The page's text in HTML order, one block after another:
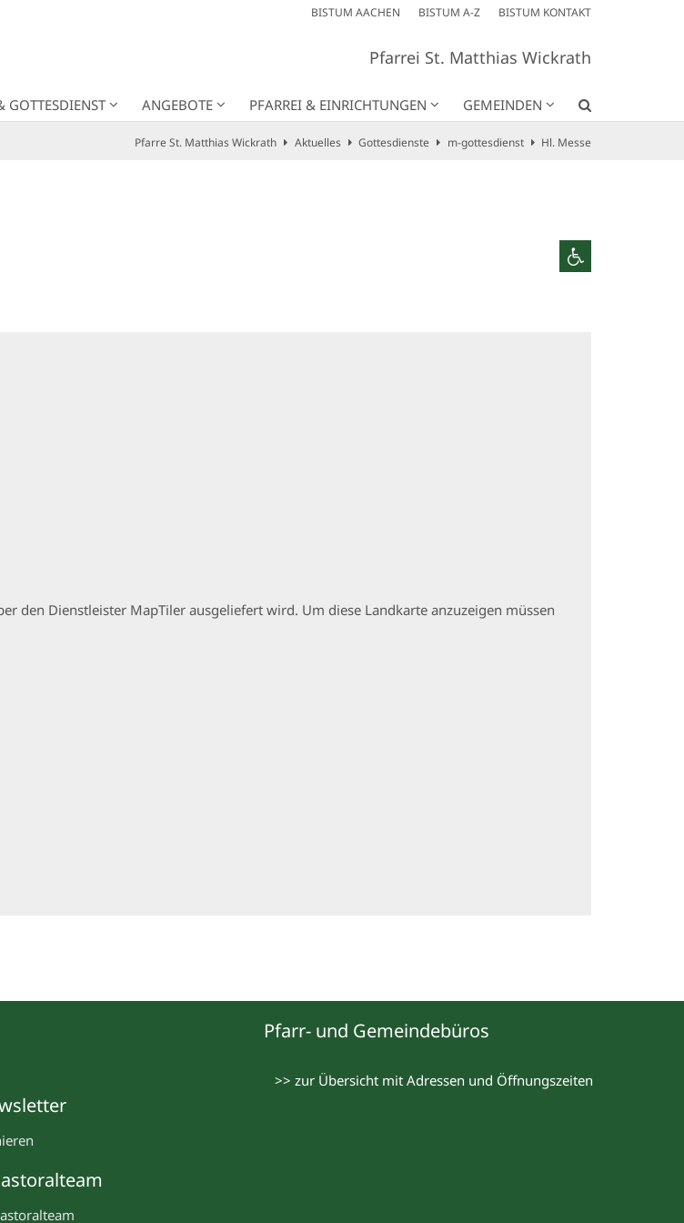
BISTUM AACHEN BISTUM A-Z BISTUM KONTAKT
Pfarrei St. Matthias Wickrath
GOTTESDIENST ANGEBOTE PFARREI & EINRICHTUNGEN GEMEINDEN
Pfarre St. Matthias Wickrath Aktuelles Gottesdienste m-gottesdienst Hl. Messe
den Dienstleister MapTiler ausgeliefert wird. Um diese Landkarte anzuzeigen müssen
Pfarr- und Gemeindebüros
>> zur Übersicht mit Adressen und Öffnungszeiten